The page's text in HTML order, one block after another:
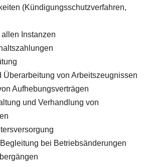
(Kündigungsschutzverfahren,
Instanzen
Überarbeitung von Arbeitszeugnissen
Aufhebungsverträgen
und Verhandlung von
bei Betriebsänderungen